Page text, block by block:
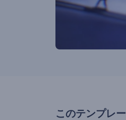
このテンプレ